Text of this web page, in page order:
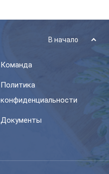
В начало
Команда
Политика
конфиденциальности
Документы